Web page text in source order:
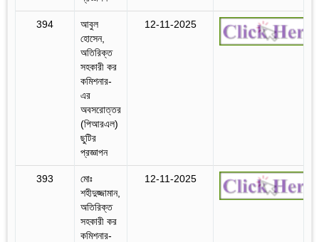
394
আবুল
হোসেন,
অতিরিক্ত
সহকারী কর
কমিশনার-
এর
অবসরোত্তর
(পিআরএল)
ছুটির
প্রজ্ঞাপন
12-11-2025
393
মোঃ
শহীদুজ্জামান,
অতিরিক্ত
সহকারী কর
কমিশনার-
12-11-2025